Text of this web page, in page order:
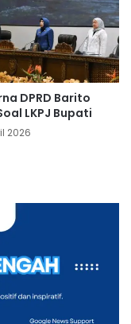
DPRD Barito
LKPJ Bupati
2026